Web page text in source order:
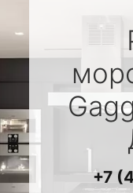
+7